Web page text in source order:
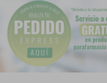
Blog
Contacto
Boletín